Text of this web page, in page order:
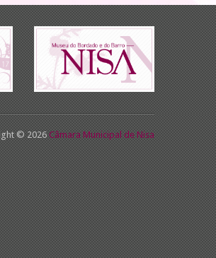
© 2026 Câmara Municipal de Nisa